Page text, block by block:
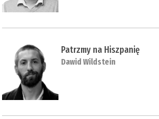
Patrzmy na Hiszpanię
Dawid Wildstein